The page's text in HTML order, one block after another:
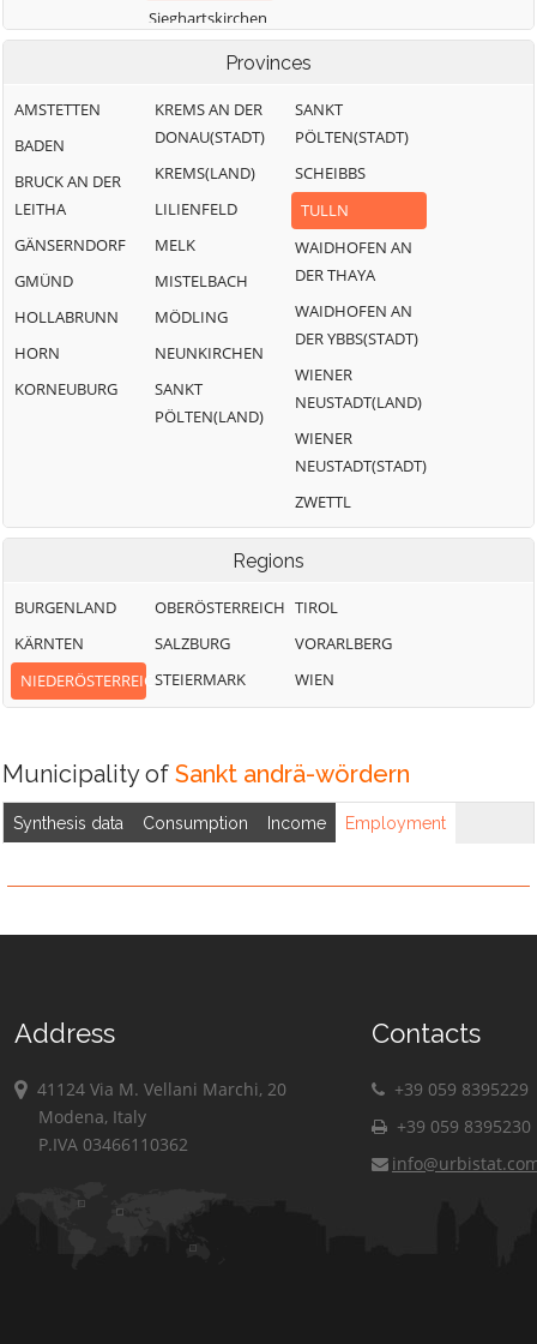
Sieghartskirchen
Provinces
AMSTETTEN
BADEN
BRUCK AN DER
LEITHA
GÄNSERNDORF
GMÜND
HOLLABRUNN
HORN
KORNEUBURG
KREMS AN DER
DONAU(STADT)
KREMS(LAND)
LILIENFELD
MELK
MISTELBACH
MÖDLING
NEUNKIRCHEN
SANKT
PÖLTEN(LAND)
SANKT
PÖLTEN(STADT)
SCHEIBBS
TULLN
WAIDHOFEN AN
DER THAYA
WAIDHOFEN AN
DER YBBS(STADT)
WIENER
NEUSTADT(LAND)
WIENER
NEUSTADT(STADT)
ZWETTL
Regions
BURGENLAND
KÄRNTEN
NIEDERÖSTERREICH
OBERÖSTERREICH
SALZBURG
STEIERMARK
TIROL
VORARLBERG
WIEN
Municipality of Sankt andrä-wördern
Synthesis data Consumption Income Employment
Address
41124 Via M. Vellani Marchi, 20
Modena, Italy
P.IVA 03466110362
Contacts
+39 059 8395229
+39 059 8395230